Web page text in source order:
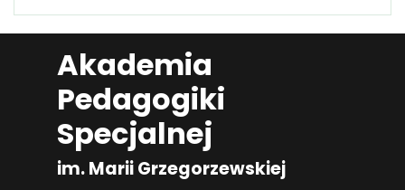
Akademia
Pedagogiki
Specjalnej
im. Marii Grzegorzewskiej